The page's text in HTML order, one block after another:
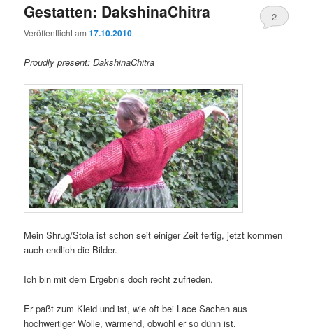
Gestatten: DakshinaChitra
Veröffentlicht am17.10.2010
2
Proudly present: DakshinaChitra
Mein Shrug/Stola ist schon seit einiger Zeit fertig, jetzt kommen
auch endlich die Bilder.
Ich bin mit dem Ergebnis doch recht zufrieden.
Er paßt zum Kleid und ist, wie oft bei Lace Sachen aus
hochwertiger Wolle, wärmend, obwohl er so dünn ist.